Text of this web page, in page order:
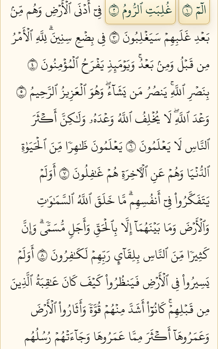
الٓمٓ ١ غُلِبَتِ ٱلرُّومُ ٢
فِيٓ أَدۡنَى ٱلۡأَرۡضِ وَهُم مِّنۢ
بَعۡدِ غَلَبِهِمۡ سَيَغۡلِبُونَ ٣
فِي بِضۡعِ سِنِينَۗ لِلَّهِ ٱلۡأَمۡرُ
مِن قَبۡلُ وَمِنۢ بَعۡدُۚ وَيَوۡمَئِذٖ يَفۡرَحُ ٱلۡمُؤۡمِنُونَ ٤
بِنَصۡرِ ٱللَّهِۚ يَنصُرُ مَن يَشَآءُۖ وَهُوَ ٱلۡعَزِيزُ ٱلرَّحِيمُ ٥
وَعۡدَ ٱللَّهِۖ لَا يُخۡلِفُ ٱللَّهُ وَعۡدَهُۥ وَلَٰكِنَّ أَكۡثَرَ
ٱلنَّاسِ لَا يَعۡلَمُونَ ٦
يَعۡلَمُونَ ظَٰهِرٗا مِّنَ ٱلۡحَيَوٰةِ
ٱلدُّنۡيَا وَهُمۡ عَنِ ٱلۡأٓخِرَةِ هُمۡ غَٰفِلُونَ ٧
أَوَلَمۡ
يَتَفَكَّرُواْ فِيٓ أَنفُسِهِمۗ مَّا خَلَقَ ٱللَّهُ ٱلسَّمَٰوَٰتِ
وَٱلۡأَرۡضَ وَمَا بَيۡنَهُمَآ إِلَّا بِٱلۡحَقِّ وَأَجَلٖ مُّسَمّٗىۗ وَإِنَّ
كَثِيرٗا مِّنَ ٱلنَّاسِ بِلِقَآيِٕ رَبِّهِمۡ لَكَٰفِرُونَ ٨
أَوَلَمۡ
يَسِيرُواْ فِي ٱلۡأَرۡضِ فَيَنظُرُواْ كَيۡفَ كَانَ عَٰقِبَةُ ٱلَّذِينَ
مِن قَبۡلِهِمۡۚ كَانُوٓاْ أَشَدَّ مِنۡهُمۡ قُوَّةٗ وَأَثَارُواْ ٱلۡأَرۡضَ
وَعَمَرُوهَآ أَكۡثَرَ مِمَّا عَمَرُوهَا وَجَآءَتۡهُمۡ رُسُلُهُم